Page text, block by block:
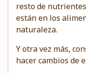
resto de
están en los
naturaleza.
Y otra vez más,
hacer cambios de